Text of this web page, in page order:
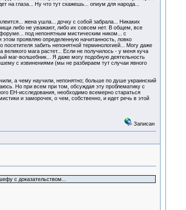
на глаза... Ну что тут скажешь... опиум для народа...
жена ушла... дочку с собой забрала... Никаких
либо не уважают, либо их совсем нет. В общем, все
под непонятным мистическим ником... с
проявляю определенную начитанность, ловко
забить непонятной терминологией... Могу даже
мага растет... Если не получилось - у меня куча
маг-волшебник... Я даже могу подобную деятельность
с извинениями (мы не разбираем тут случаи явного
а чему научили, непонятно; больше по душе украинский
Но при всем при том, обсуждая эту проблематику с
ЕН-исследования, необходимо всемерно стараться
и заморочек, о чем, собственно, и идет речь в этой
Записан
с доказательством...